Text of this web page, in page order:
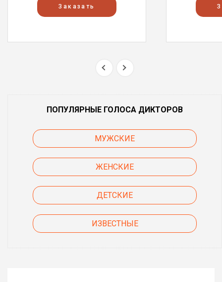
Заказать
ПОПУЛЯРНЫЕ ГОЛОСА ДИКТОРОВ
МУЖСКИЕ
ЖЕНСКИЕ
ДЕТСКИЕ
ИЗВЕСТНЫЕ